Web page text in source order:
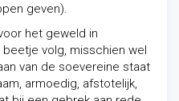
geven).
het geweld in
beetje volg, misschien wel
van de soevereine staat
armoedig, afstotelijk,